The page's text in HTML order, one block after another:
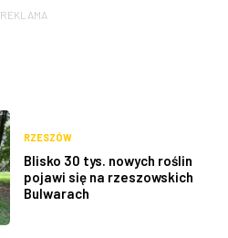
REKLAMA
RZESZÓW
Blisko 30 tys. nowych roślin
pojawi się na rzeszowskich
Bulwarach